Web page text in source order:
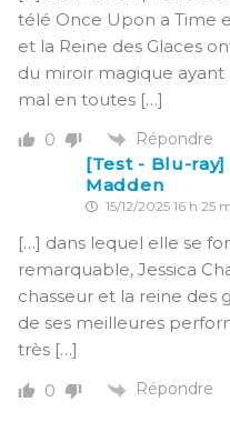
télé Once Upon a Time
et la Reine des Glaces
du miroir magique
mal en toutes […]
0 Répondre
[Test - Blu-ray]
Madden
15/12/2025 16 h 25
[…] dans lequel elle se
remarquable, Jessica
chasseur et la reine des
de ses meilleures
très […]
0 Répondre